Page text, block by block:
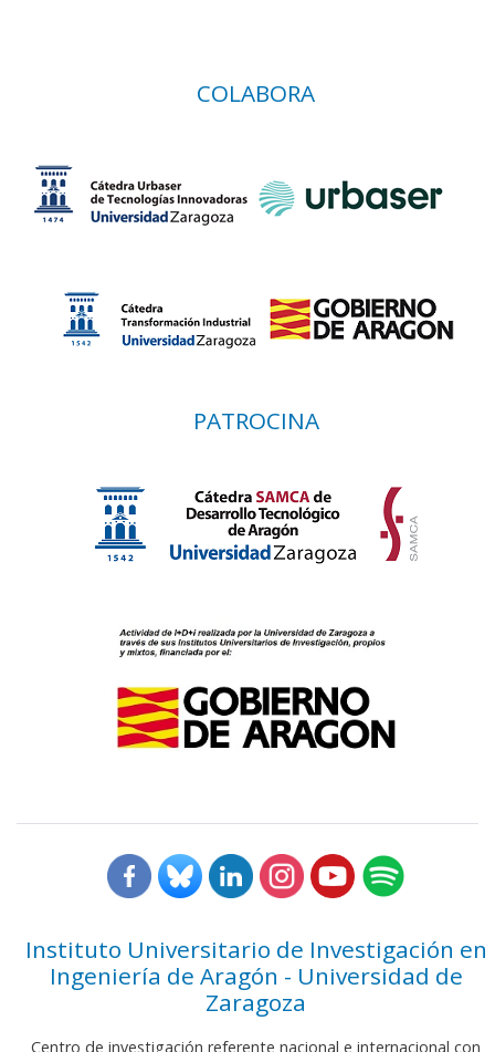
COLABORA
PATROCINA
Instituto Universitario de Investigación en
Ingeniería de Aragón - Universidad de
Zaragoza
Centro de investigación referente nacional e internacional con